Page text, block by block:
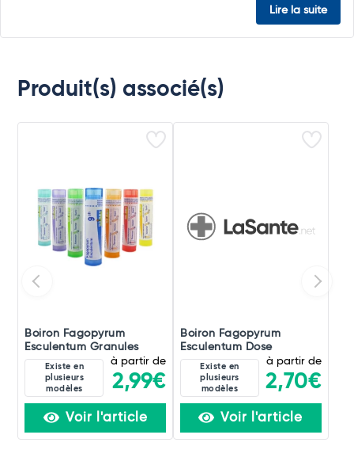
Lire la suite
Produit(s) associé(s)
Boiron Fagopyrum
Esculentum Granules
Existe en
plusieurs
modèles
à partir de
2,99€
Voir l'article
Boiron Fagopyrum
Esculentum Dose
Existe en
plusieurs
modèles
à partir de
2,70€
Voir l'article